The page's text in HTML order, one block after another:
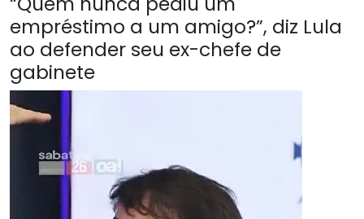
empréstimo a um amigo?”, diz Lula
ao defender seu ex-chefe de
gabinete